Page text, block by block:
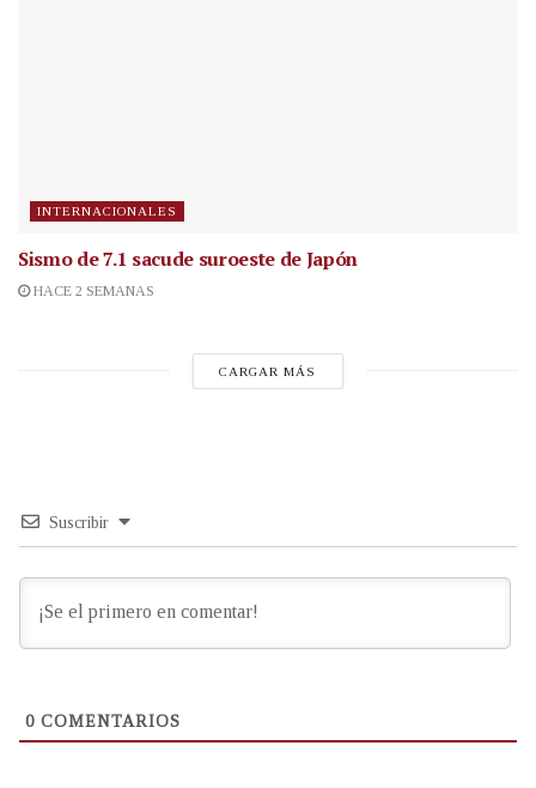
INTERNACIONALES
Sismo de 7.1 sacude suroeste de Japón
HACE 2 SEMANAS
CARGAR MÁS
Suscribir
0 COMENTARIOS